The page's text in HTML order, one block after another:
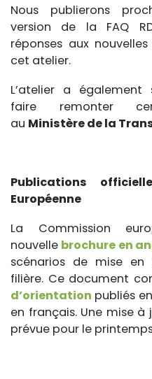
Nous publierons
version de la FAQ
réponses aux
cet atelier.
L’atelier a également
faire remonter
au Ministère de la
Publications
Européenne
La Commission
nouvelle brochure en
scénarios de mise en
filière. Ce document
d’orientation publiés
en français. Une mise
prévue pour le